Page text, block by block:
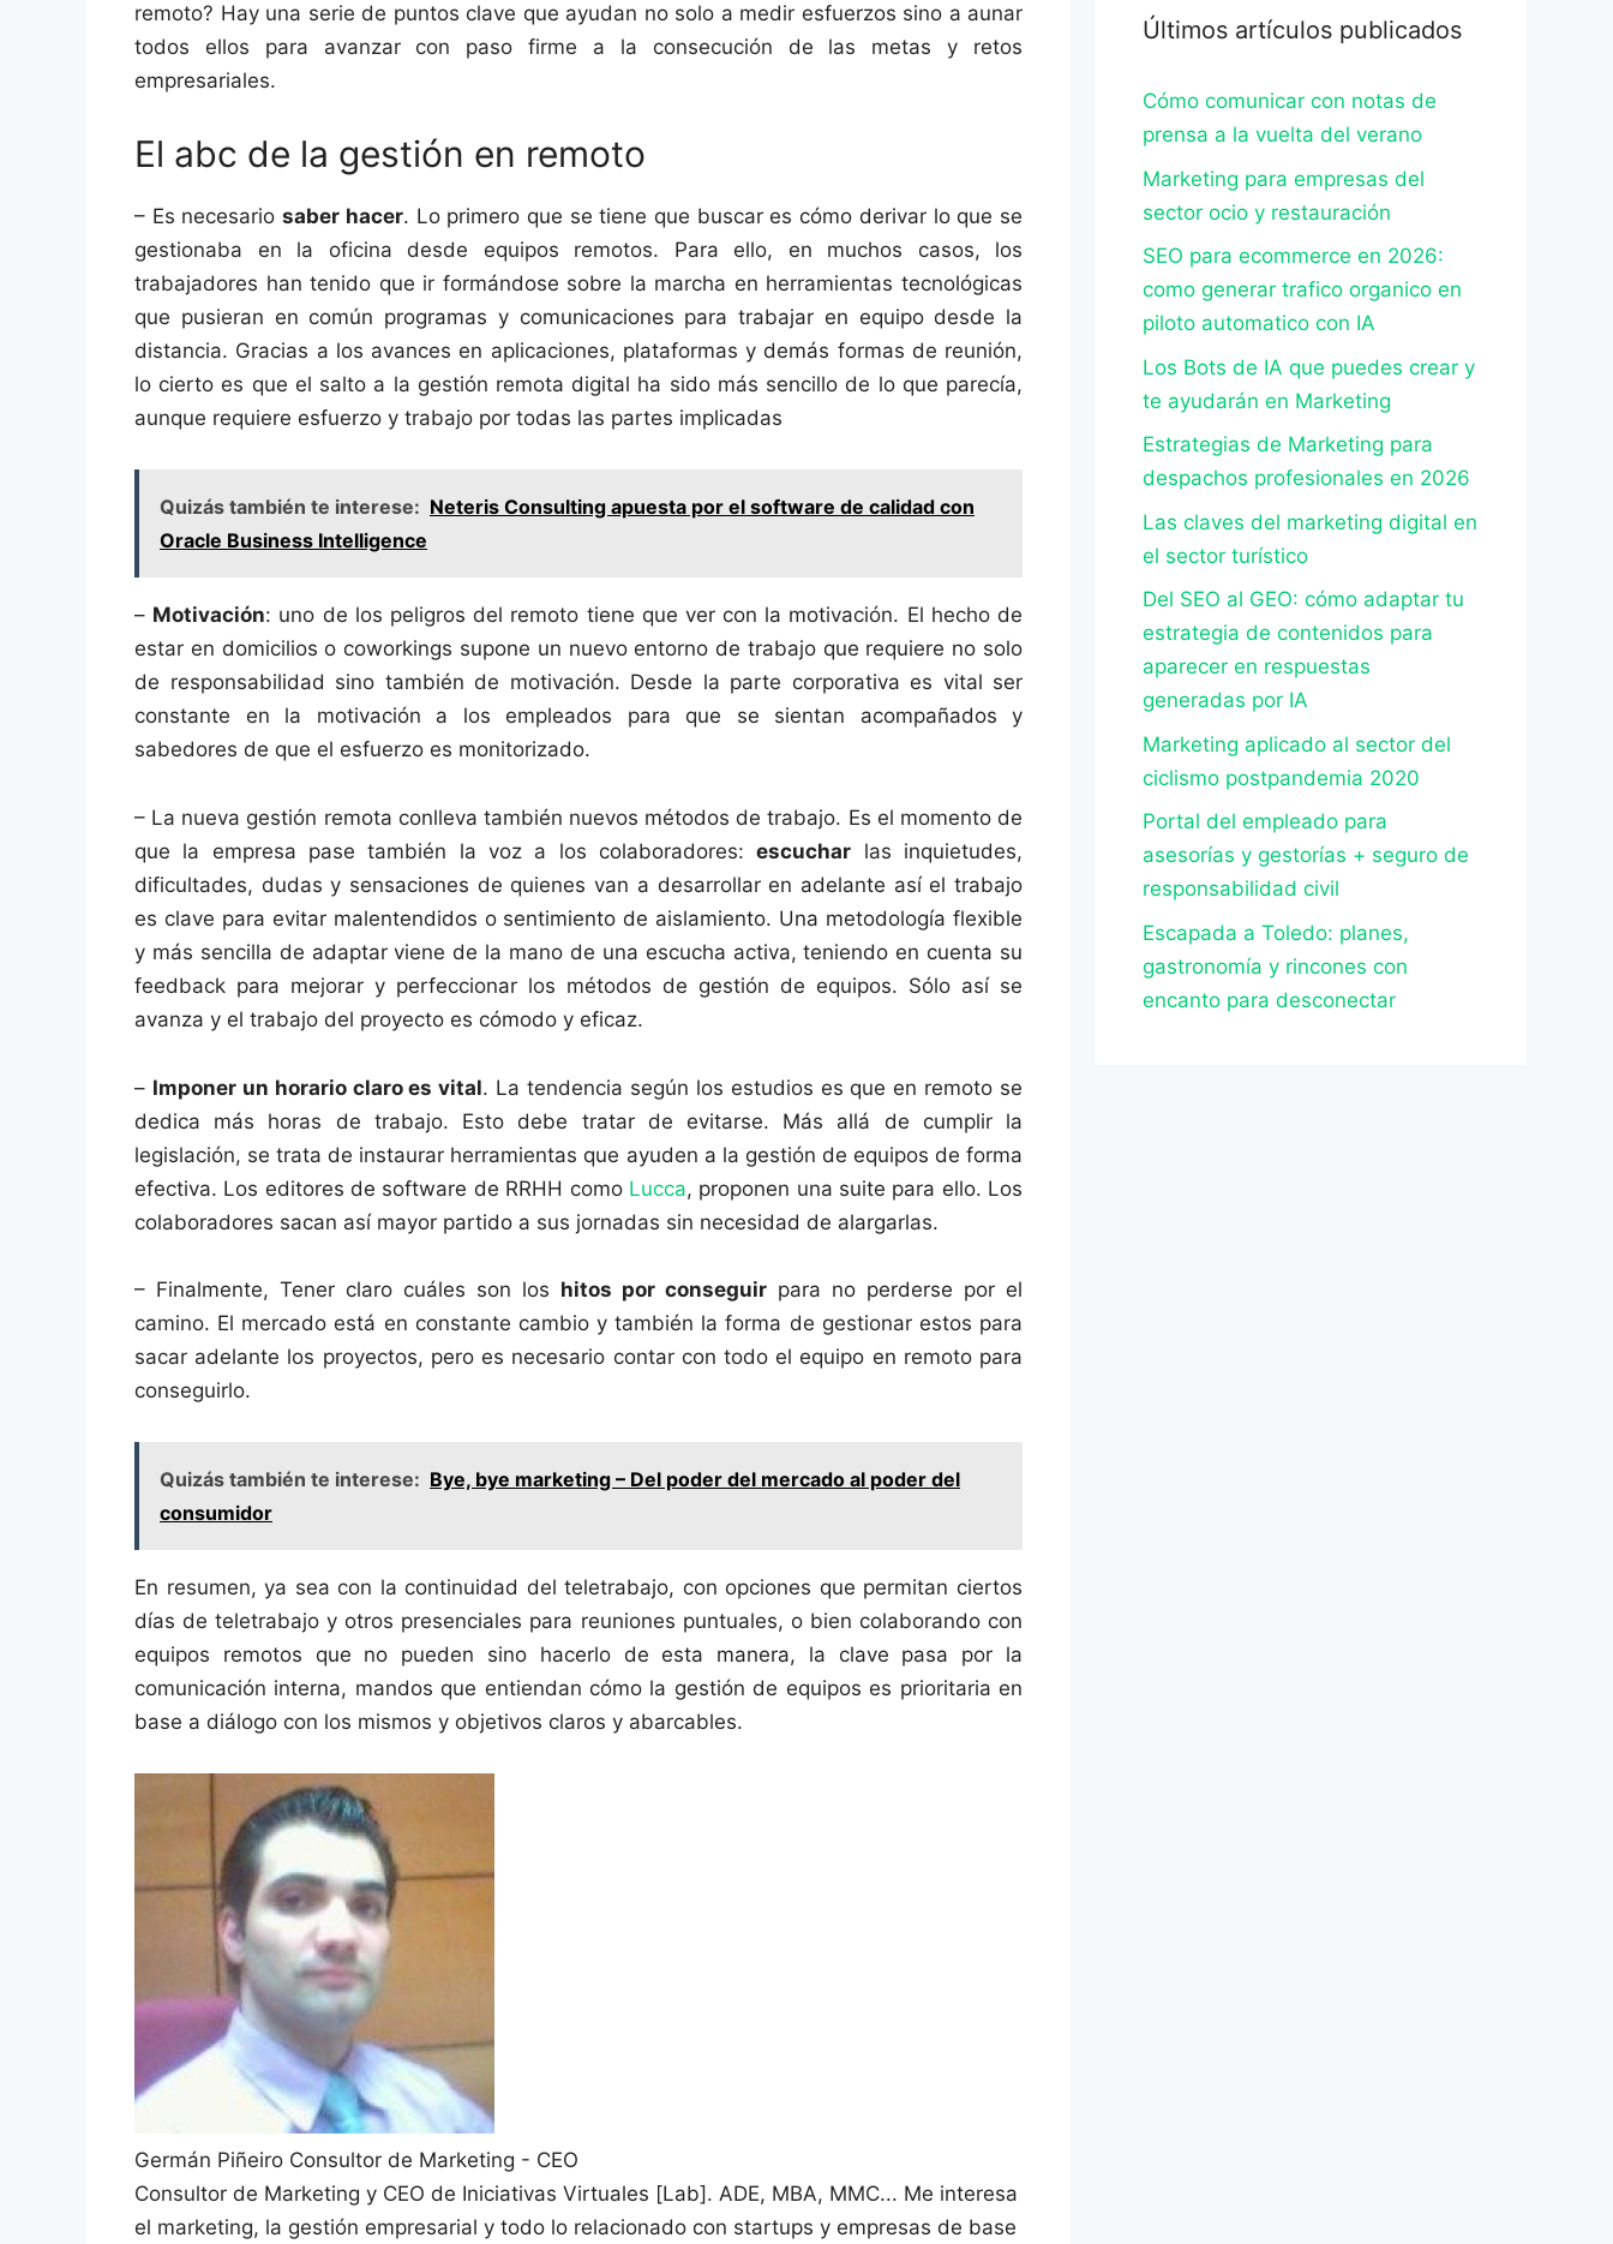
remoto? Hay una serie de puntos clave que ayudan no solo a medir esfuerzos sino a aunar
todos ellos para avanzar con paso firme a la consecución de las metas y retos
empresariales.
El abc de la gestión en remoto
– Es necesariosaber hacer. Lo primero que se tiene que buscar es cómo derivar lo que se
gestionaba en la oficina desde equipos remotos. Para ello, en muchos casos, los
trabajadores han tenido que ir formándose sobre la marcha en herramientas tecnológicas
que pusieran en común programas y comunicaciones para trabajar en equipo desde la
distancia. Gracias a los avances en aplicaciones, plataformas y demás formas de reunión,
lo cierto es que el salto a la gestión remota digital ha sido más sencillo de lo que parecía,
aunque requiere esfuerzo y trabajo por todas las partes implicadas
Quizás también te interese: Neteris Consulting apuesta por el software de calidad con
Oracle Business Intelligence
– Motivación: uno de los peligros del remoto tiene que ver con la motivación. El hecho de
estar en domicilios o coworkings supone un nuevo entorno de trabajo que requiere no solo
de responsabilidad sino también de motivación. Desde la parte corporativa es vital ser
constante en la motivación a los empleados para que se sientan acompañados y
sabedores de que el esfuerzo es monitorizado.
– La nueva gestión remota conlleva también nuevos métodos de trabajo. Es el momento de
que la empresa pase también la voz a los colaboradores:escuchar las inquietudes,
dificultades, dudas y sensaciones de quienes van a desarrollar en adelante así el trabajo
es clave para evitar malentendidos o sentimiento de aislamiento. Una metodología flexible
y más sencilla de adaptar viene de la mano de una escucha activa, teniendo en cuenta su
feedback para mejorar y perfeccionar los métodos de gestión de equipos. Sólo así se
avanza y el trabajo del proyecto es cómodo y eficaz.
– Imponer un horario claro es vital. La tendencia según los estudios es que en remoto se
dedica más horas de trabajo. Esto debe tratar de evitarse. Más allá de cumplir la
legislación, se trata de instaurar herramientas que ayuden a la gestión de equipos de forma
efectiva. Los editores de software de RRHH como Lucca, proponen una suite para ello. Los
colaboradores sacan así mayor partido a sus jornadas sin necesidad de alargarlas.
– Finalmente, Tener claro cuáles son los hitos por conseguir para no perderse por el
camino. El mercado está en constante cambio y también la forma de gestionar estos para
sacar adelante los proyectos, pero es necesario contar con todo el equipo en remoto para
conseguirlo.
Quizás también te interese: Bye, bye marketing – Del poder del mercado al poder del
consumidor
En resumen, ya sea con la continuidad del teletrabajo, con opciones que permitan ciertos
días de teletrabajo y otros presenciales para reuniones puntuales, o bien colaborando con
equipos remotos que no pueden sino hacerlo de esta manera, la clave pasa por la
comunicación interna, mandos que entiendan cómo la gestión de equipos es prioritaria en
base a diálogo con los mismos y objetivos claros y abarcables.
Germán Piñeiro Consultor de Marketing - CEO
Consultor de Marketing y CEO de Iniciativas Virtuales [Lab]. ADE, MBA, MMC... Me interesa
el marketing, la gestión empresarial y todo lo relacionado con startups y empresas de base
Últimos artículos publicados
Cómo comunicar con notas de
prensa a la vuelta del verano
Marketing para empresas del
sector ocio y restauración
SEO para ecommerce en 2026:
como generar trafico organico en
piloto automatico con IA
Los Bots de IA que puedes crear y
te ayudarán en Marketing
Estrategias de Marketing para
despachos profesionales en 2026
Las claves del marketing digital en
el sector turístico
Del SEO al GEO: cómo adaptar tu
estrategia de contenidos para
aparecer en respuestas
generadas por IA
Marketing aplicado al sector del
ciclismo postpandemia 2020
Portal del empleado para
asesorías y gestorías + seguro de
responsabilidad civil
Escapada a Toledo: planes,
gastronomía y rincones con
encanto para desconectar